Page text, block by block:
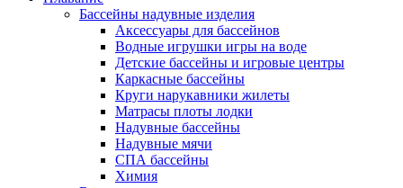
Бассейны надувные изделия
Аксессуары для бассейнов
Водные игрушки игры на воде
Детские бассейны и игровые центры
Каркасные бассейны
Круги нарукавники жилеты
Матрасы плоты лодки
Надувные бассейны
Надувные мячи
СПА бассейны
Химия